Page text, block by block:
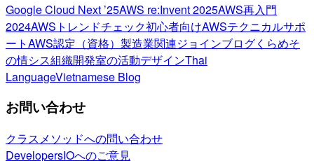
Google Cloud Next ’25AWS re:Invent 2025AWS再入門
2024AWSトレンドチェック初心者向けAWSテクニカルサポ
ートAWS認定（資格） 製造業関連ジョインブログくらめそ
の情シス組織開発室の活動デザインThai
LanguageVietnamese Blog
お問い合わせ
クラスメソッドへの問い合わせ
DevelopersIOへのご意見